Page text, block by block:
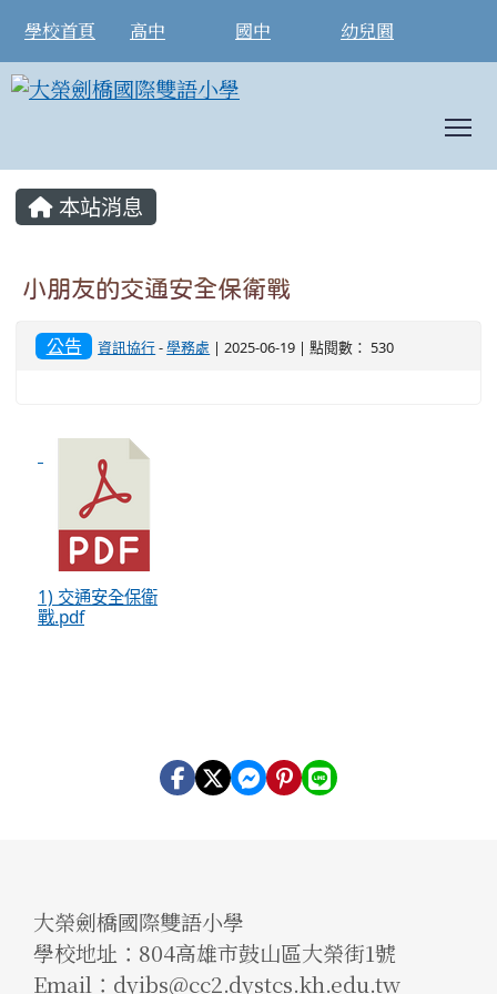
學校首頁 高中 國中 幼兒園
本站消息
小朋友的交通安全保衛戰
公告 資訊協行-學務處 | 2025-06-19 | 點閱數： 530
1) 交通安全保衛
戰.pdf
大榮劍橋國際雙語小學
學校地址：804高雄市鼓山區大榮街1號
Email：dyibs@cc2.dystcs.kh.edu.tw